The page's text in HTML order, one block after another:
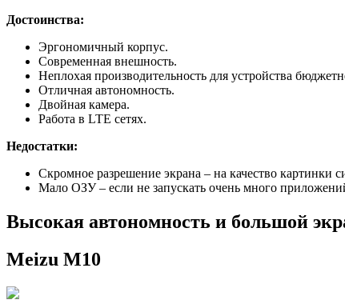
Достоинства:
Эргономичный корпус.
Современная внешность.
Неплохая производительность для устройства
Отличная автономность.
Двойная камера.
Работа в LTE сетях.
Недостатки:
Скромное разрешение экрана – на качество картинки
Мало ОЗУ – если не запускать очень много
Высокая автономность и большой
Meizu M10